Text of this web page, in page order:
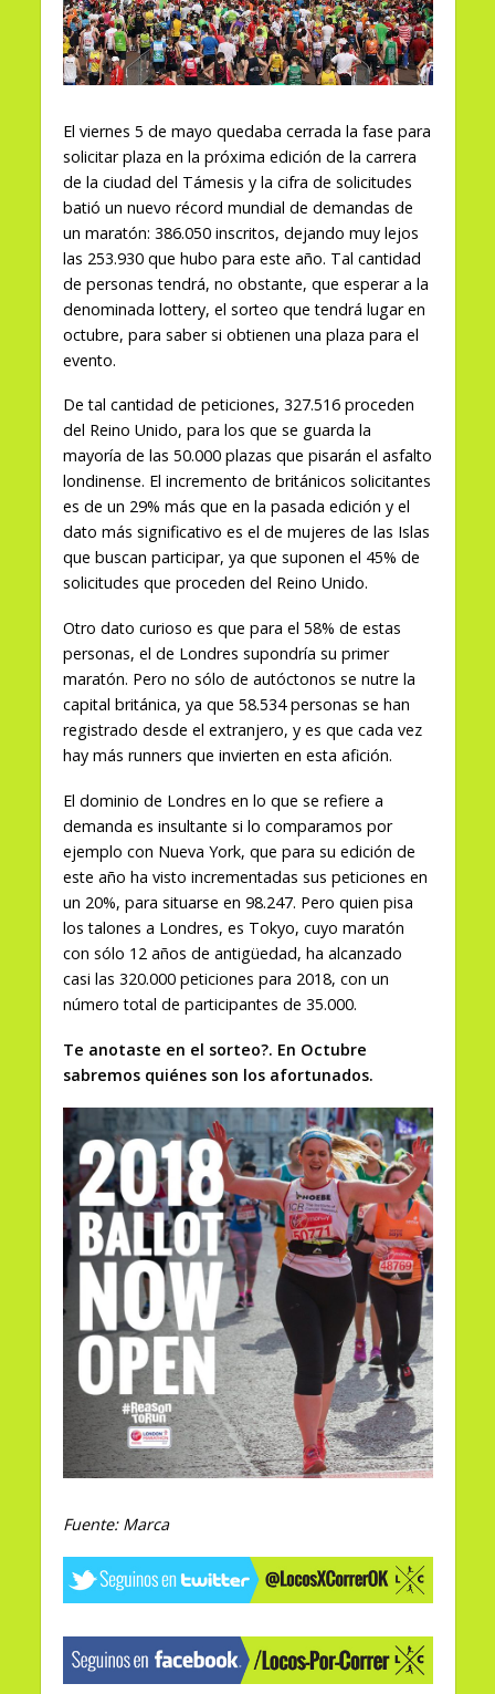
El viernes 5 de mayo quedaba cerrada la fase para
solicitar plaza en la próxima edición de la carrera
de la ciudad del Támesis y la cifra de solicitudes
batió un nuevo récord mundial de demandas de
un maratón: 386.050 inscritos, dejando muy lejos
las 253.930 que hubo para este año. Tal cantidad
de personas tendrá, no obstante, que esperar a la
denominada lottery, el sorteo que tendrá lugar en
octubre, para saber si obtienen una plaza para el
evento.
De tal cantidad de peticiones, 327.516 proceden
del Reino Unido, para los que se guarda la
mayoría de las 50.000 plazas que pisarán el asfalto
londinense. El incremento de británicos solicitantes
es de un 29% más que en la pasada edición y el
dato más significativo es el de mujeres de las Islas
que buscan participar, ya que suponen el 45% de
solicitudes que proceden del Reino Unido.
Otro dato curioso es que para el 58% de estas
personas, el de Londres supondría su primer
maratón. Pero no sólo de autóctonos se nutre la
capital británica, ya que 58.534 personas se han
registrado desde el extranjero, y es que cada vez
hay más runners que invierten en esta afición.
El dominio de Londres en lo que se refiere a
demanda es insultante si lo comparamos por
ejemplo con Nueva York, que para su edición de
este año ha visto incrementadas sus peticiones en
un 20%, para situarse en 98.247. Pero quien pisa
los talones a Londres, es Tokyo, cuyo maratón
con sólo 12 años de antigüedad, ha alcanzado
casi las 320.000 peticiones para 2018, con un
número total de participantes de 35.000.
Te anotaste en el sorteo?. En Octubre
sabremos quiénes son los afortunados.
Fuente: Marca